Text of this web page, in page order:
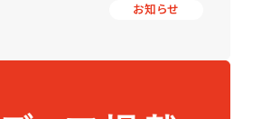
お知らせ